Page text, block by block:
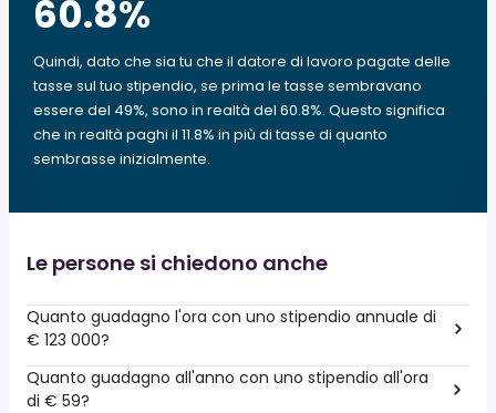
60.8%
Quindi, dato che sia tu che il datore di lavoro pagate delle
tasse sul tuo stipendio, se prima le tasse sembravano
essere del 49%, sono in realtà del 60.8%. Questo significa
che in realtà paghi il 11.8% in più di tasse di quanto
sembrasse inizialmente.
Le persone si chiedono anche
Quanto guadagno l'ora con uno stipendio annuale di
€ 123 000?
Quanto guadagno all'anno con uno stipendio all'ora
di € 59?